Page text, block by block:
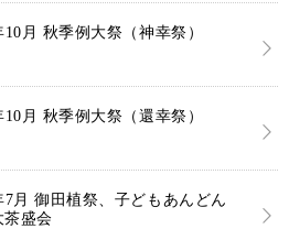
10月 秋季例大祭（神幸祭）
10月 秋季例大祭（還幸祭）
7月 御田植祭、子どもあんどん
茶盛会